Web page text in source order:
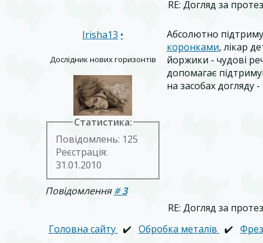
RE: Догляд за
Irisha13 •
Дослідник нових горизонтів
Статистика:
Повідомлень: 125
Реєстрація:
31.01.2010
Абсолютно
коронками, лікар
йоржики - чудові
допомагає
на засобах догляду
Повідомлення#3
RE: Догляд за
Головна сайту ✔️ Обробка металів ✔️